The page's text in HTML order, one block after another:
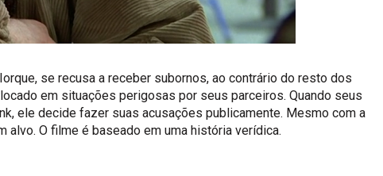
se recusa a receber subornos, ao contrário do resto dos
em situações perigosas por seus parceiros. Quando seus
ele decide fazer suas acusações publicamente. Mesmo com a
alvo. O filme é baseado em uma história verídica.